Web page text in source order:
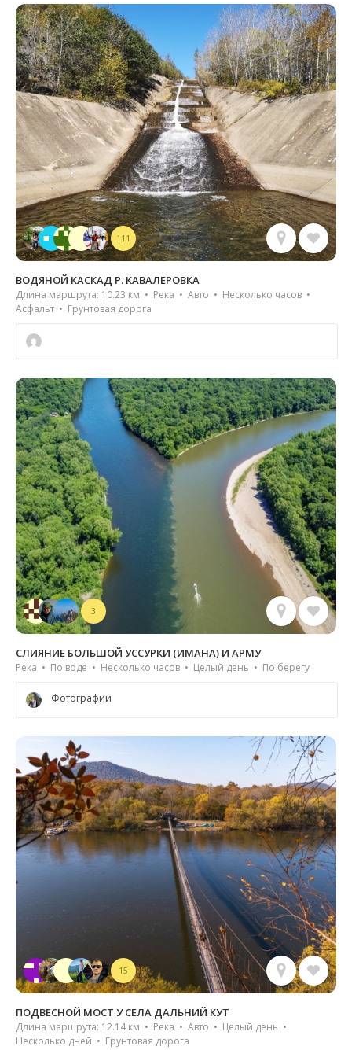
111
ВОДЯНОЙ КАСКАД Р. КАВАЛЕРОВКА
Длина маршрута: 10.23 км • Река • Авто • Несколько часов •
Асфальт • Грунтовая дорога
3
СЛИЯНИЕ БОЛЬШОЙ УССУРКИ (ИМАНА) И АРМУ
Река • По воде • Несколько часов • Целый день • По берегу
Фотографии
15
ПОДВЕСНОЙ МОСТ У СЕЛА ДАЛЬНИЙ КУТ
Длина маршрута: 12.14 км • Река • Авто • Целый день •
Несколько дней • Грунтовая дорога